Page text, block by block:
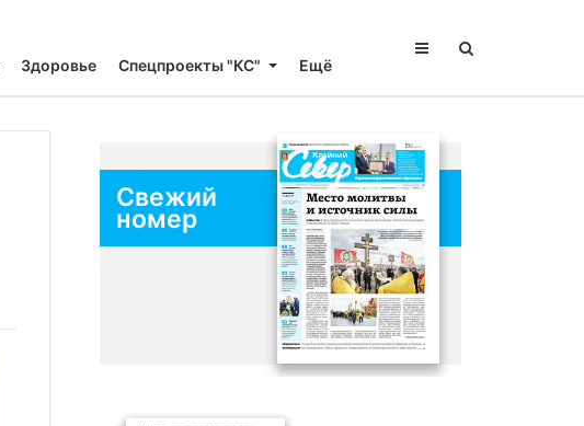
Здоровье Спецпроекты "КС" Ещё
Свежий
номер